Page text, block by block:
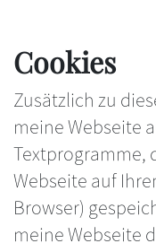
Cookies
Zusätzlich zu
meine Webseite
Textprogramme,
Webseite auf
Browser)
meine Webseite